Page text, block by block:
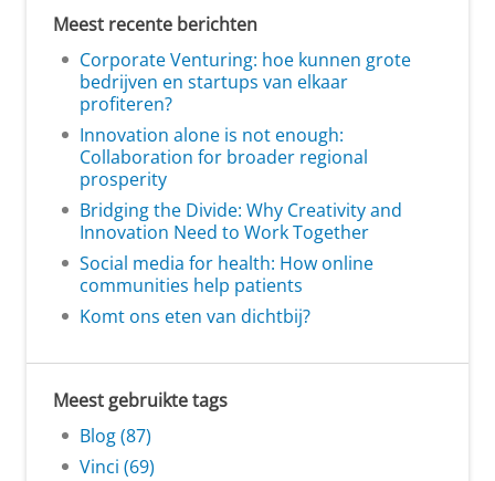
Meest recente berichten
Corporate Venturing: hoe kunnen grote
bedrijven en startups van elkaar
profiteren?
Innovation alone is not enough:
Collaboration for broader regional
prosperity
Bridging the Divide: Why Creativity and
Innovation Need to Work Together
Social media for health: How online
communities help patients
Komt ons eten van dichtbij?
Meest gebruikte tags
Blog (87)
Vinci (69)